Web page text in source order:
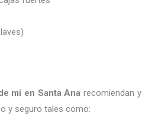
mi en Santa Ana recomiendan y
y seguro tales como: